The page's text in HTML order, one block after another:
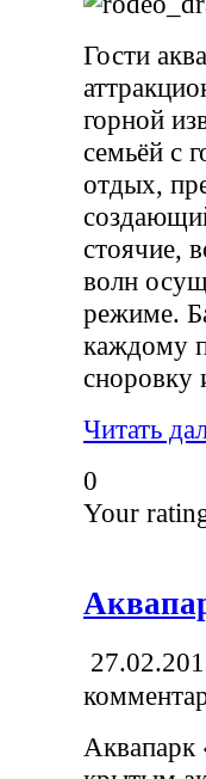
Гости
горной
семьёй с
отдых,
стоячие,
волн
режиме.
каждому
сноровку
Читать
0
Your